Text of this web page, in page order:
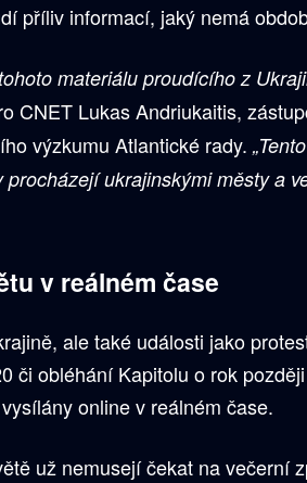
příliv informací, jaký nemá
materiálu proudícího z
CNET Lukas Andriukaitis,
výzkumu Atlantické rady.
ukrajinskými městy a
v reálném čase
ale také události jako
či obléhání Kapitolu o rok
online v reálném čase.
už nemusejí čekat na večerní